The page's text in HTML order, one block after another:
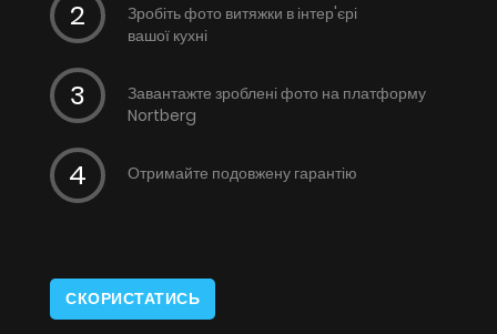
Зробіть фото витяжки в інтер'єрі
вашої кухні
Завантажте зроблені фото на платформу
Nortberg
Отримайте подовжену гарантію
СКОРИСТАТИСЬ